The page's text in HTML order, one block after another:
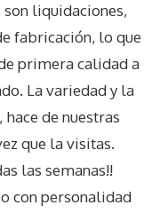
liquidaciones,
fabricación, lo que
primera calidad a
La variedad y la
de nuestras
que la visitas.
las semanas!!
con personalidad